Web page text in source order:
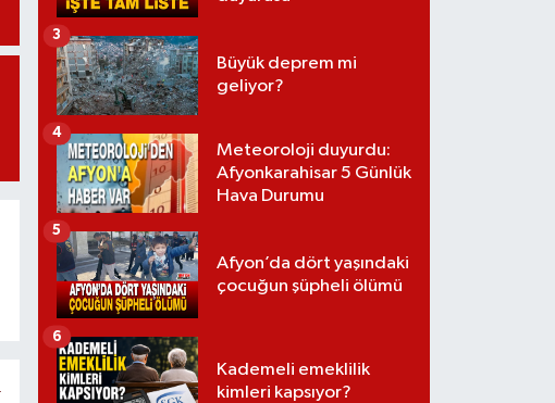
Büyük deprem mi
geliyor?
3
Meteoroloji duyurdu:
Afyonkarahisar 5 Günlük
Hava Durumu
4
Afyon’da dört yaşındaki
çocuğun şüpheli ölümü
5
Kademeli emeklilik
kimleri kapsıyor?
6